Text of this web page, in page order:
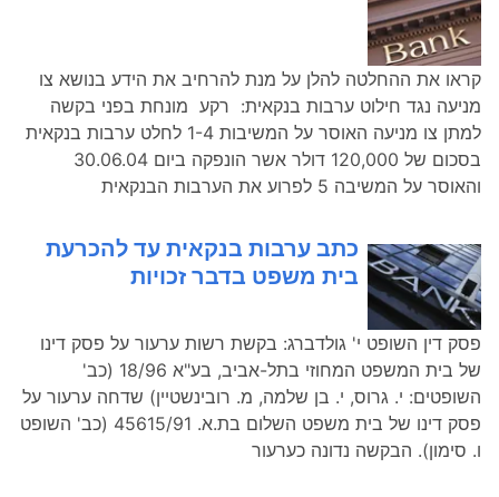
קראו את ההחלטה להלן על מנת להרחיב את הידע בנושא צו
מניעה נגד חילוט ערבות בנקאית: רקע מונחת בפני בקשה
למתן צו מניעה האוסר על המשיבות 1-4 לחלט ערבות בנקאית
בסכום של 120,000 דולר אשר הונפקה ביום 30.06.04
והאוסר על המשיבה 5 לפרוע את הערבות הבנקאית
כתב ערבות בנקאית עד להכרעת
בית משפט בדבר זכויות
פסק דין השופט י' גולדברג: בקשת רשות ערעור על פסק דינו
של בית המשפט המחוזי בתל-אביב, בע"א 18/96 (כב'
השופטים: י. גרוס, י. בן שלמה, מ. רובינשטיין) שדחה ערעור על
פסק דינו של בית משפט השלום בת.א. 45615/91 (כב' השופט
ו. סימון). הבקשה נדונה כערעור